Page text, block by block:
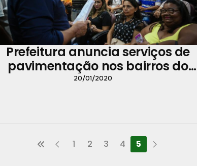
Prefeitura anuncia serviços de
pavimentação nos bairros do
Guamá, Terra Firme e Condor
20/01/2020
1 2 3 4 5